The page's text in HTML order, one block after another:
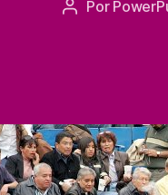
Autor
Por